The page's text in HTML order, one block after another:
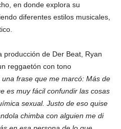
en donde explora su
diferentes estilos musicales,
producción de Der Beat, Ryan
reggaetón con tono
frase que me marcó: Más de
es muy fácil confundir las cosas
sexual. Justo de eso quise
chimba con alguien me di